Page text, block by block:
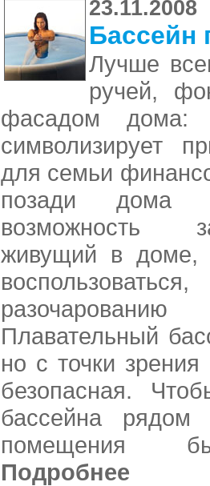
23.11.2008
Бассейн
Лучше
ручей,
фасадом
символизирует
для семьи
позади дома
возможность
живущий в доме,
Плавательный
но с точки
безопасная.
бассейна
помещения
Подробнее